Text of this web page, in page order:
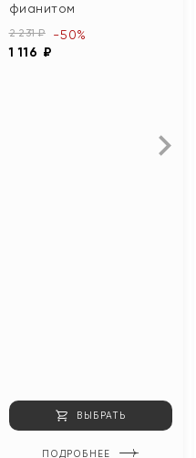
фианитом
2 231 ₽
1 116 ₽
-50%
ВЫБРАТЬ
ПОДРОБНЕЕ